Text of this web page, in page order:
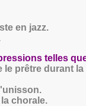
en jazz.
telles
le prêtre durant la
chorale.